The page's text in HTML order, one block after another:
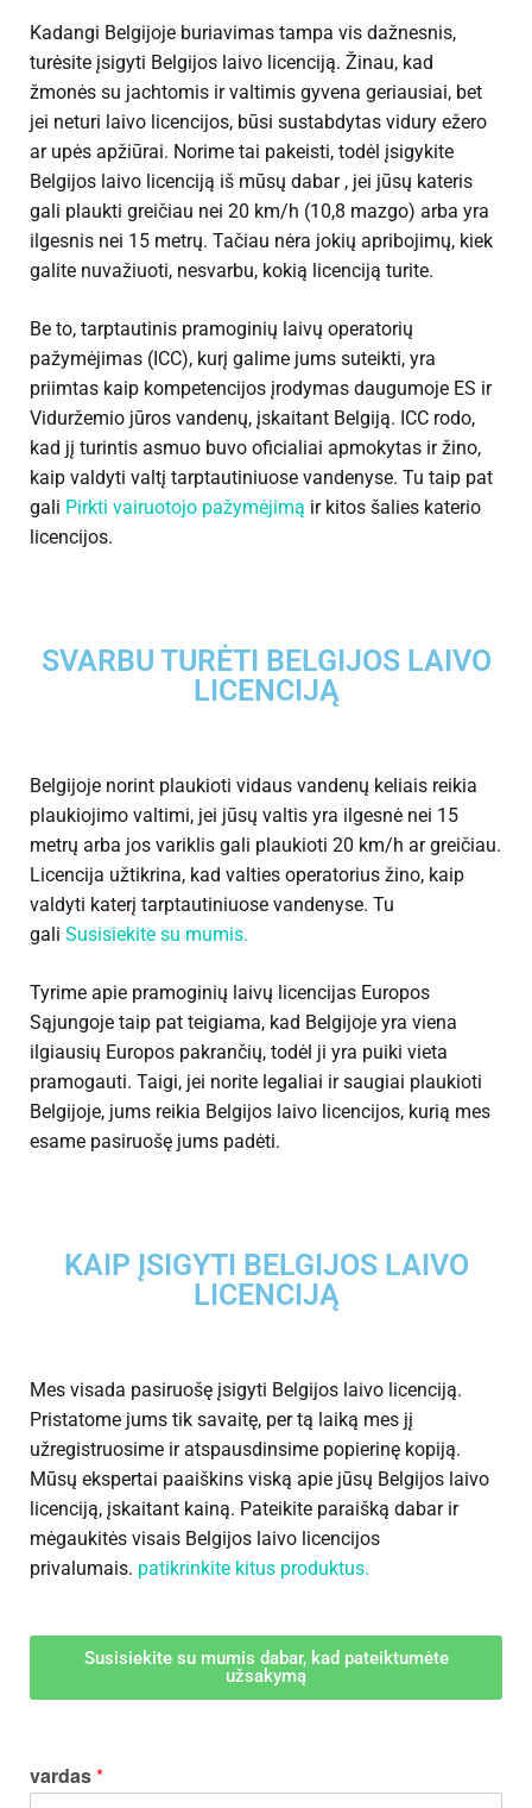
Kadangi Belgijoje buriavimas tampa vis dažnesnis,
turėsite įsigyti Belgijos laivo licenciją. Žinau, kad
žmonės su jachtomis ir valtimis gyvena geriausiai, bet
jei neturi laivo licencijos, būsi sustabdytas vidury ežero
ar upės apžiūrai. Norime tai pakeisti, todėl įsigykite
Belgijos laivo licenciją iš mūsų dabar , jei jūsų kateris
gali plaukti greičiau nei 20 km/h (10,8 mazgo) arba yra
ilgesnis nei 15 metrų. Tačiau nėra jokių apribojimų, kiek
galite nuvažiuoti, nesvarbu, kokią licenciją turite.
Be to, tarptautinis pramoginių laivų operatorių
pažymėjimas (ICC), kurį galime jums suteikti, yra
priimtas kaip kompetencijos įrodymas daugumoje ES ir
Viduržemio jūros vandenų, įskaitant Belgiją. ICC rodo,
kad jį turintis asmuo buvo oficialiai apmokytas ir žino,
kaip valdyti valtį tarptautiniuose vandenyse. Tu taip pat
gali Pirkti vairuotojo pažymėjimą ir kitos šalies katerio
licencijos.
SVARBU TURĖTI BELGIJOS LAIVO
LICENCIJĄ
Belgijoje norint plaukioti vidaus vandenų keliais reikia
plaukiojimo valtimi, jei jūsų valtis yra ilgesnė nei 15
metrų arba jos variklis gali plaukioti 20 km/h ar greičiau.
Licencija užtikrina, kad valties operatorius žino, kaip
valdyti katerį tarptautiniuose vandenyse. Tu
gali Susisiekite su mumis.
Tyrime apie pramoginių laivų licencijas Europos
Sąjungoje taip pat teigiama, kad Belgijoje yra viena
ilgiausių Europos pakrančių, todėl ji yra puiki vieta
pramogauti. Taigi, jei norite legaliai ir saugiai plaukioti
Belgijoje, jums reikia Belgijos laivo licencijos, kurią mes
esame pasiruošę jums padėti.
KAIP ĮSIGYTI BELGIJOS LAIVO
LICENCIJĄ
Mes visada pasiruošę įsigyti Belgijos laivo licenciją.
Pristatome jums tik savaitę, per tą laiką mes jį
užregistruosime ir atspausdinsime popierinę kopiją.
Mūsų ekspertai paaiškins viską apie jūsų Belgijos laivo
licenciją, įskaitant kainą. Pateikite paraišką dabar ir
mėgaukitės visais Belgijos laivo licencijos
privalumais. patikrinkite kitus produktus.
Susisiekite su mumis dabar, kad pateiktumėte
užsakymą
vardas*